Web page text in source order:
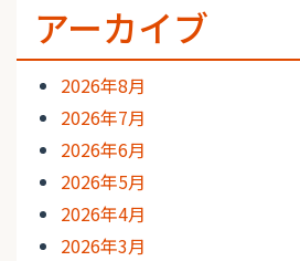
アーカイブ
2026年8月
2026年7月
2026年6月
2026年5月
2026年4月
2026年3月